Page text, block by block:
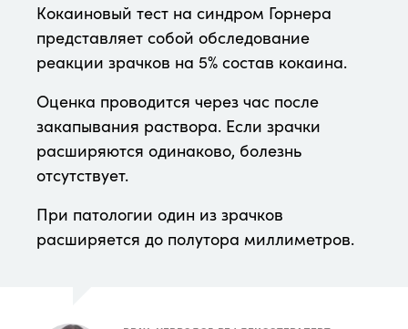
Кокаиновый тест на синдром Горнера
представляет собой обследование
реакции зрачков на 5% состав кокаина.
Оценка проводится через час после
закапывания раствора. Если зрачки
расширяются одинаково, болезнь
отсутствует.
При патологии один из зрачков
расширяется до полутора миллиметров.